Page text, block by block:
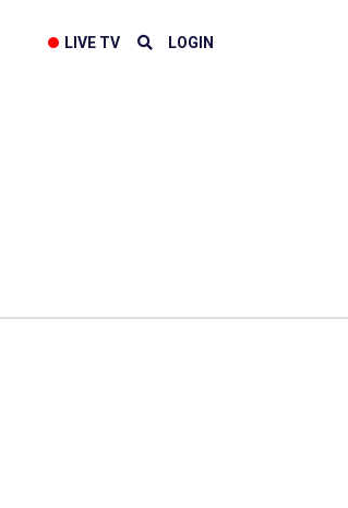
LIVE TV LOGIN